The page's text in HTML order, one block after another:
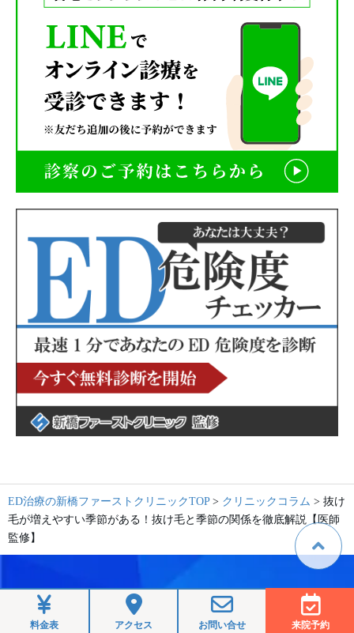
ED治療の新橋ファーストクリニックTOP> クリニックコラム > 抜け
毛が増えやすい季節がある！抜け毛と季節の関係を徹底解説【医師
監修】
料金表 アクセス お問い合せ 来院予約